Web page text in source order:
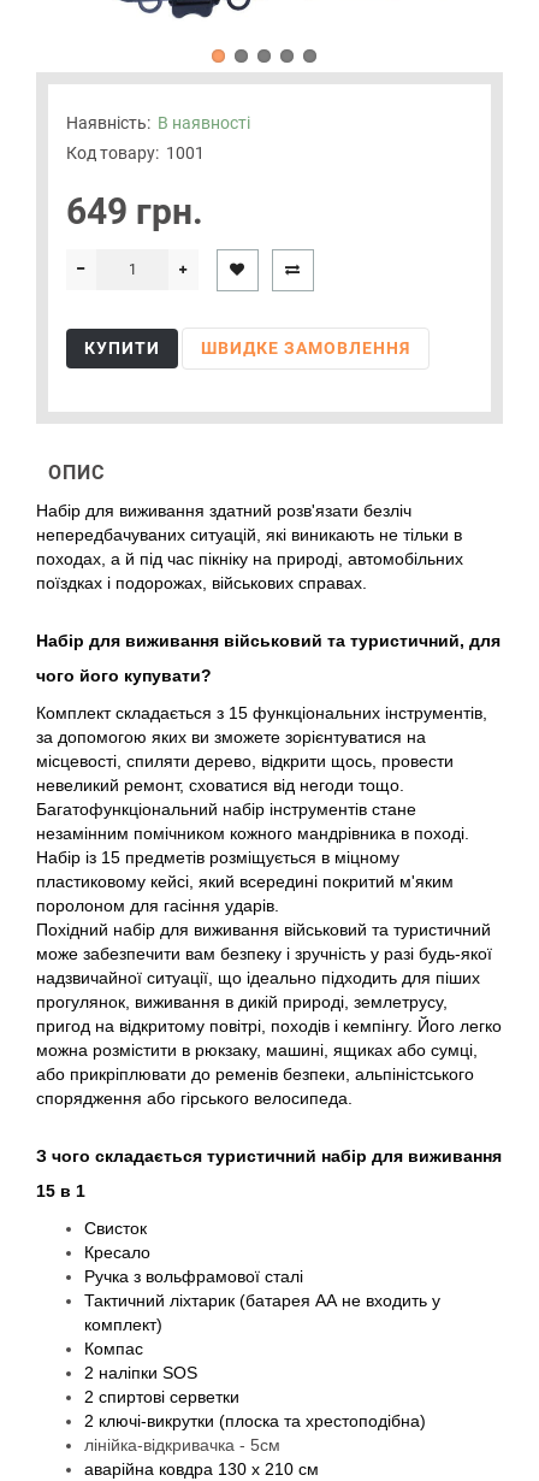
Наявність: В наявності
Код товару: 1001
649 грн.
КУПИТИ ШВИДКЕ ЗАМОВЛЕННЯ
ОПИС
Набір для виживання здатний розв'язати безліч
непередбачуваних ситуацій, які виникають не тільки в
походах, а й під час пікніку на природі, автомобільних
поїздках і подорожах, військових справах.
Набір для виживання військовий та туристичний, для
чого його купувати?
Комплект складається з 15 функціональних інструментів,
за допомогою яких ви зможете зорієнтуватися на
місцевості, спиляти дерево, відкрити щось, провести
невеликий ремонт, сховатися від негоди тощо.
Багатофункціональний набір інструментів стане
незамінним помічником кожного мандрівника в поході.
Набір із 15 предметів розміщується в міцному
пластиковому кейсі, який всередині покритий м'яким
поролоном для гасіння ударів.
Похідний набір для виживання військовий та туристичний
може забезпечити вам безпеку і зручність у разі будь-якої
надзвичайної ситуації, що ідеально підходить для піших
прогулянок, виживання в дикій природі, землетрусу,
пригод на відкритому повітрі, походів і кемпінгу. Його легко
можна розмістити в рюкзаку, машині, ящиках або сумці,
або прикріплювати до ременів безпеки, альпіністського
спорядження або гірського велосипеда.
З чого складається туристичний набір для виживання
15 в 1
Свисток
Кресало
Ручка з вольфрамової сталі
Тактичний ліхтарик (батарея АА не входить у
комплект)
Компас
2 наліпки SOS
2 спиртові серветки
2 ключі-викрутки (плоска та хрестоподібна)
лінійка-відкривачка - 5см
аварійна ковдра 130 х 210 см